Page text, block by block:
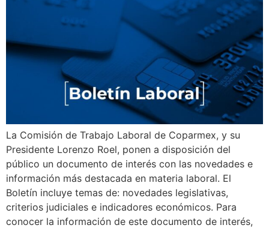
La Comisión de Trabajo Laboral de Coparmex, y su
Presidente Lorenzo Roel, ponen a disposición del
público un documento de interés con las novedades e
información más destacada en materia laboral. El
Boletín incluye temas de: novedades legislativas,
criterios judiciales e indicadores económicos. Para
conocer la información de este documento de interés,